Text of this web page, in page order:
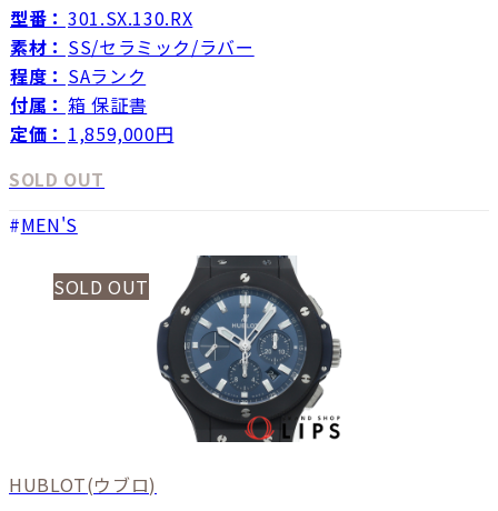
型番： 301.SX.130.RX
素材： SS/セラミック/ラバー
程度： SAランク
付属： 箱 保証書
定価： 1,859,000円
SOLD OUT
MEN'S
SOLD OUT
HUBLOT(ウブロ)